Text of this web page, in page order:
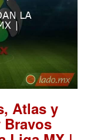
Atlas y
Bravos